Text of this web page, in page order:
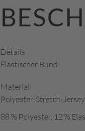
Details
Elastischer Bund
Material
Polyester-Stretch-Jersey
88 % Polyester, 12 %